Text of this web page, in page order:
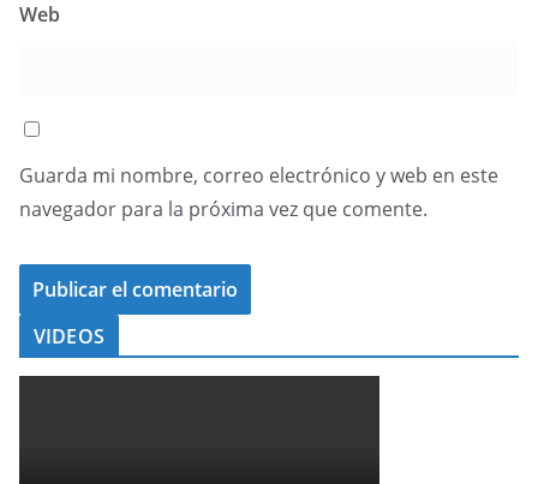
Web
Guarda mi nombre, correo electrónico y web en este
navegador para la próxima vez que comente.
VIDEOS